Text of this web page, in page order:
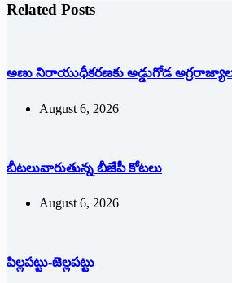
Related Posts
అణు నిరాయుధీకరణకు అడ్డుగోడ
August 6, 2026
బీటలువారుతున్న బీజేపీ కోటలు
August 6, 2026
పిల్లపట్టు-జెల్లపట్టు